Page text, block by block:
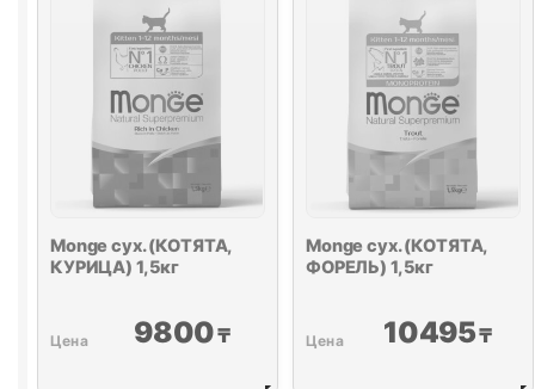
Monge сух. (КОТЯТА,
КУРИЦА) 1,5кг
9800₸
Monge сух. (КОТЯТА,
ФОРЕЛЬ) 1,5кг
10495₸